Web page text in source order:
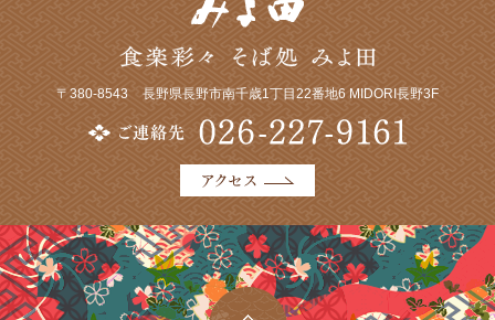
〒380-8543 長野県長野市南千歳1丁目22番地6 MIDORI長野3F